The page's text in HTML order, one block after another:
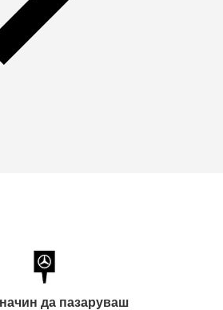
да пазаруваш